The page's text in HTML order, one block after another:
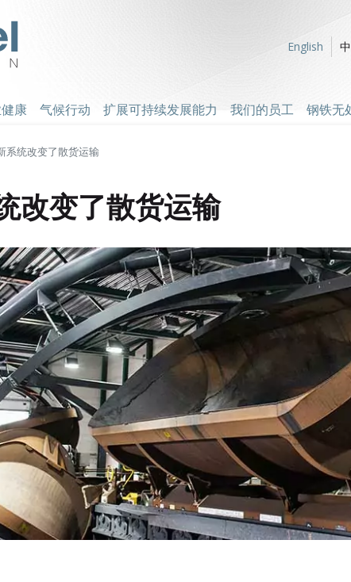
English
康 气候行动 扩展可持续发展能力 我们的员工 钢铁无
系统改变了散货运输
改变了散货运输